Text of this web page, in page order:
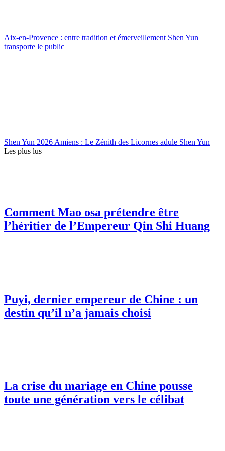
Aix-en-Provence : entre tradition et émerveillement Shen Yun
transporte le public
Shen Yun 2026 Amiens : Le Zénith des Licornes adule Shen Yun
Les plus lus
Comment Mao osa prétendre être
l’héritier de l’Empereur Qin Shi Huang
Puyi, dernier empereur de Chine : un
destin qu’il n’a jamais choisi
La crise du mariage en Chine pousse
toute une génération vers le célibat